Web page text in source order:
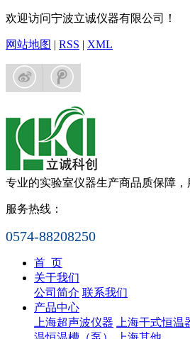
欢迎访问宁波立诚仪器有限公司！
网站地图 | RSS | XML
专业的实验室仪器生产商品质保障，
服务热线：
0574-88208250
首 页
关于我们
公司简介 联系我们
产品中心
上海超声波仪器
上海干式恒温